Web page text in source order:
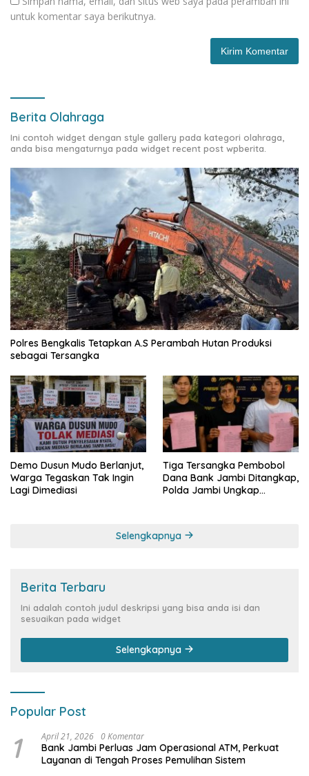
untuk komentar saya berikutnya.
Berita Olahraga
Ini contoh widget dengan style gallery pada kategori olahraga,
anda bisa mengaturnya pada widget recent post wpberita.
Polres Bengkalis Tetapkan A.S Perambah Hutan Produksi
sebagai Tersangka
Demo Dusun Mudo Berlanjut,
Warga Tegaskan Tak Ingin
Lagi Dimediasi
Tiga Tersangka Pembobol
Dana Bank Jambi Ditangkap,
Polda Jambi Ungkap
Selengkapnya
Berita Terbaru
Ini adalah contoh judul deskripsi yang bisa anda isi dan
sesuaikan pada widget
Selengkapnya
Popular Post
1 April 21, 2026 0 Komentar
Bank Jambi Perluas Jam Operasional ATM, Perkuat
Layanan di Tengah Proses Pemulihan Sistem